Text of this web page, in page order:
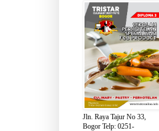
Jln. Raya Tajur No 33,
Bogor Telp: 0251-